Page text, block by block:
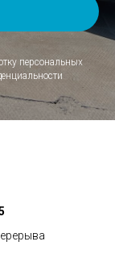
персональных